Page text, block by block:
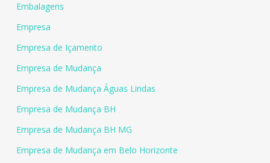
Embalagens
Empresa
Empresa de Içamento
Empresa de Mudança
Empresa de Mudança Águas Lindas
Empresa de Mudança BH
Empresa de Mudança BH MG
Empresa de Mudança em Belo Horizonte